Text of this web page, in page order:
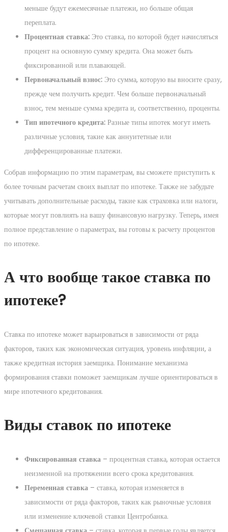
меньше будут ежемесячные платежи, но больше общая
переплата.
Процентная ставка: Это ставка, по которой будет начисляться
процент на основную сумму кредита. Она может быть
фиксированной или плавающей.
Первоначальный взнос: Это сумма, которую вы вносите сразу,
прежде чем получить кредит. Чем больше первоначальный
взнос, тем меньше сумма кредита и, соответственно, проценты.
Тип ипотечного кредита: Разные типы ипотек могут иметь
различные условия, такие как аннуитетные или
дифференцированные платежи.
Собрав информацию по этим параметрам, вы сможете приступить к
более точным расчетам своих выплат по ипотеке. Также не забудьте
учитывать дополнительные расходы, такие как страховка или налоги,
которые могут повлиять на вашу финансовую нагрузку. Теперь, имея
полное представление о параметрах, вы готовы к расчету процентов
по ипотеке.
А что вообще такое ставка по
ипотеке?
Ставка по ипотеке может варьироваться в зависимости от ряда
факторов, таких как экономическая ситуация, уровень инфляции, а
также кредитная история заемщика. Понимание механизма
формирования ставки поможет заемщикам лучше ориентироваться в
мире ипотечного кредитования.
Виды ставок по ипотеке
Фиксированная ставка – процентная ставка, которая остается
неизменной на протяжении всего срока кредитования.
Переменная ставка – ставка, которая изменяется в
зависимости от ряда факторов, таких как рыночные условия
или изменение ключевой ставки Центробанка.